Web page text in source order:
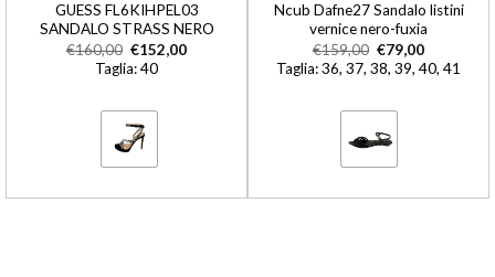
GUESS FL6KIHPEL03
SANDALO STRASS NERO
€160,00 €152,00
Taglia: 40
Ncub Dafne27 Sandalo listini
vernice nero-fuxia
€159,00 €79,00
Taglia: 36, 37, 38, 39, 40, 41